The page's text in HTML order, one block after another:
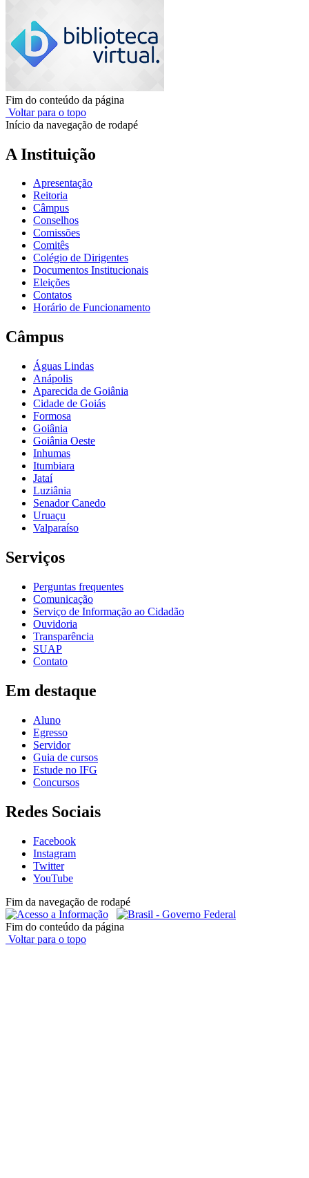
Fim do conteúdo da página
Voltar para o topo
Início da navegação de rodapé
A Instituição
Apresentação
Reitoria
Câmpus
Conselhos
Comissões
Comitês
Colégio de Dirigentes
Documentos Institucionais
Eleições
Contatos
Horário de Funcionamento
Câmpus
Águas Lindas
Anápolis
Aparecida de Goiânia
Cidade de Goiás
Formosa
Goiânia
Goiânia Oeste
Inhumas
Itumbiara
Jataí
Luziânia
Senador Canedo
Uruaçu
Valparaíso
Serviços
Perguntas frequentes
Comunicação
Serviço de Informação ao Cidadão
Ouvidoria
Transparência
SUAP
Contato
Em destaque
Aluno
Egresso
Servidor
Guia de cursos
Estude no IFG
Concursos
Redes Sociais
Facebook
Instagram
Twitter
YouTube
Fim da navegação de rodapé
Fim do conteúdo da página
Voltar para o topo